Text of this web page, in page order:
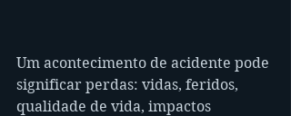
Um acontecimento de acidente pode
significar perdas: vidas, feridos,
qualidade de vida, impactos